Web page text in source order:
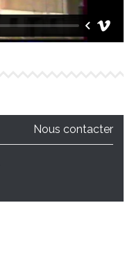
Nous contacter